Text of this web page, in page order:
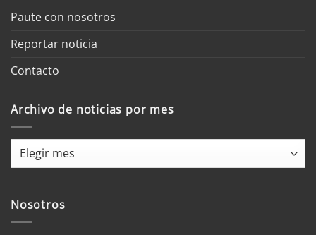
Paute con nosotros
Reportar noticia
Contacto
Archivo de noticias por mes
Archivo
mes
Nosotros